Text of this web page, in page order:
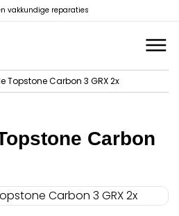
vakkundige reparaties
Topstone Carbon 3 GRX 2x
Carbon